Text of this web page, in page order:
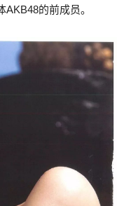
AKB48的前成员。